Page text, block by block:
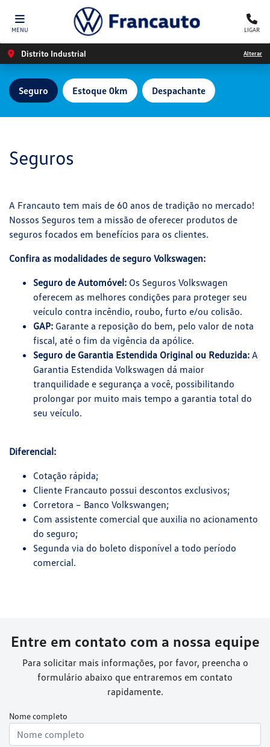
MENU LIGAR
Distrito Industrial Alterar
Estoque 0km Despachante
Seguro
Seguros
A Francauto tem mais de 60 anos de tradição no mercado!
Nossos Seguros tem a missão de oferecer produtos de
seguros focados em benefícios para os clientes.
Confira as modalidades de seguro Volkswagen:
Seguro de Automóvel: Os Seguros Volkswagen
oferecem as melhores condições para proteger seu
veículo contra incêndio, roubo, furto e/ou colisão.
GAP: Garante a reposição do bem, pelo valor de nota
fiscal, até o fim da vigência da apólice.
Seguro de Garantia Estendida Original ou Reduzida: A
Garantia Estendida Volkswagen dá maior
tranquilidade e segurança a você, possibilitando
prolongar por muito mais tempo a garantia total do
seu veículo.
Diferencial:
Cotação rápida;
Cliente Francauto possui descontos exclusivos;
Corretora – Banco Volkswangen;
Com assistente comercial que auxilia no acionamento
do seguro;
Segunda via do boleto disponível a todo período
comercial.
Entre em contato com a nossa equipe
Para solicitar mais informações, por favor, preencha o
formulário abaixo que entraremos em contato
rapidamente.
Nome completo